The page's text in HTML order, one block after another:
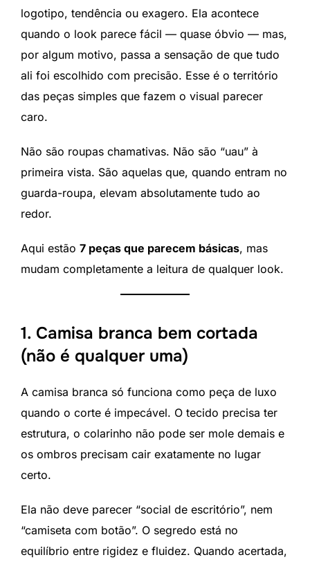
logotipo, tendência ou exagero. Ela acontece
quando o look parece fácil — quase óbvio — mas,
por algum motivo, passa a sensação de que tudo
ali foi escolhido com precisão. Esse é o território
das peças simples que fazem o visual parecer
caro.
Não são roupas chamativas. Não são “uau” à
primeira vista. São aquelas que, quando entram no
guarda-roupa, elevam absolutamente tudo ao
redor.
Aqui estão 7 peças que parecem básicas, mas
mudam completamente a leitura de qualquer look.
1. Camisa branca bem cortada
(não é qualquer uma)
A camisa branca só funciona como peça de luxo
quando o corte é impecável. O tecido precisa ter
estrutura, o colarinho não pode ser mole demais e
os ombros precisam cair exatamente no lugar
certo.
Ela não deve parecer “social de escritório”, nem
“camiseta com botão”. O segredo está no
equilíbrio entre rigidez e fluidez. Quando acertada,